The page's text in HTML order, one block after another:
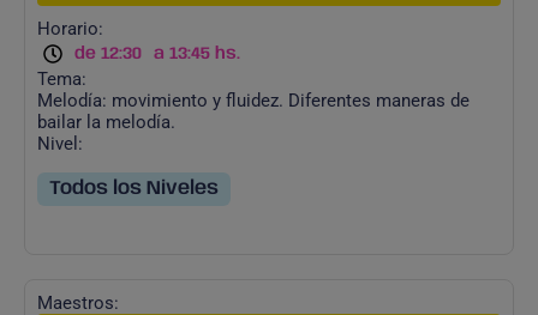
Horario:
de 12:30 a 13:45 hs.
Tema:
Melodía: movimiento y fluidez. Diferentes maneras de
bailar la melodía.
Nivel:
Todos los Niveles
Maestros: